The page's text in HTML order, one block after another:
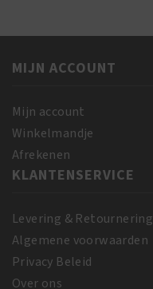
150
aantal
MIJN ACCOUNT
Mijn account
Winkelmandje
Afrekenen
KLANTENSERVICE
Levering & Retournering
Algemene voorwaarden
Privacy Beleid
Over ons